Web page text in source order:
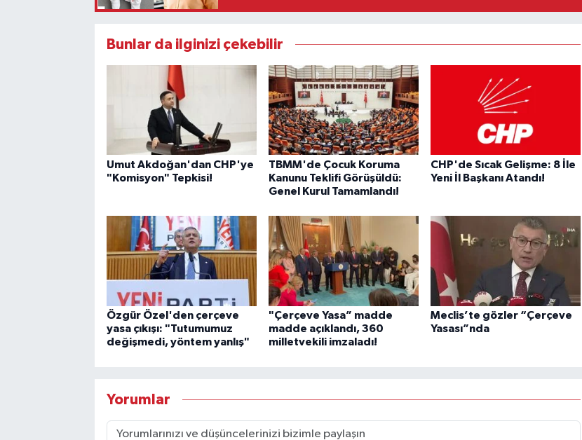
Bunlar da ilginizi çekebilir
Umut Akdoğan'dan CHP'ye
"Komisyon" Tepkisi!
TBMM'de Çocuk Koruma
Kanunu Teklifi Görüşüldü:
Genel Kurul Tamamlandı!
CHP'de Sıcak Gelişme: 8 İle
Yeni İl Başkanı Atandı!
Özgür Özel'den çerçeve
yasa çıkışı: "Tutumumuz
değişmedi, yöntem yanlış"
"Çerçeve Yasa” madde
madde açıklandı, 360
milletvekili imzaladı!
Meclis’te gözler “Çerçeve
Yasası”nda
Yorumlar